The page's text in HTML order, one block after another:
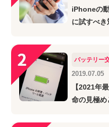
iPhoneの
に試すべ
バッテリー
2019.07.05
【2021年
命の見極め